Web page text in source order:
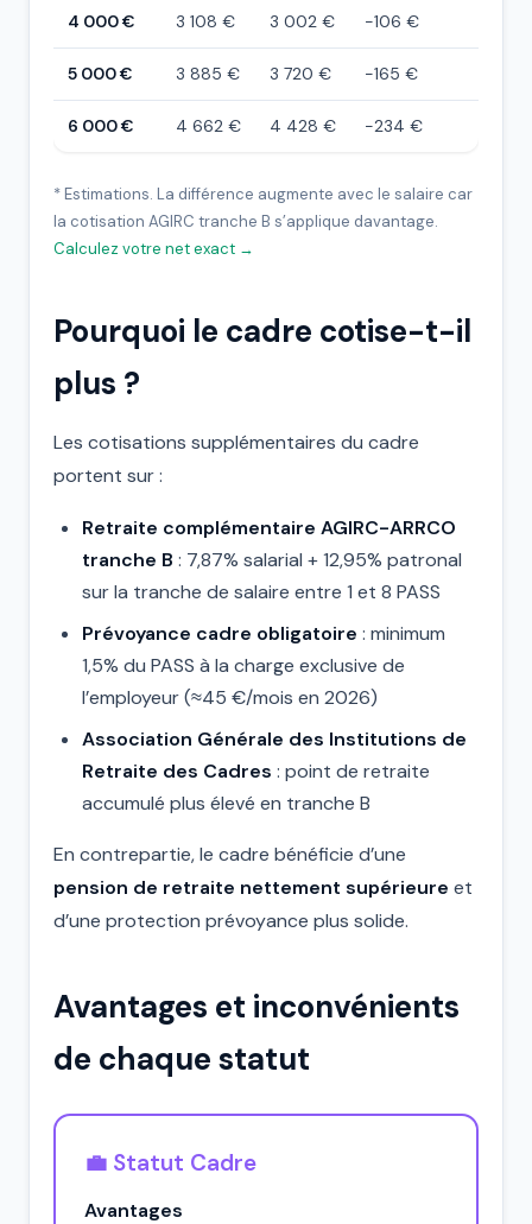
4 000 € 3 108 € 3 002 € -106 €
5 000 € 3 885 € 3 720 € -165 €
6 000 € 4 662 € 4 428 € -234 €
* Estimations. La différence augmente avec le salaire car
la cotisation AGIRC tranche B s’applique davantage.
Calculez votre net exact →
Pourquoi le cadre cotise-t-il
plus ?
Les cotisations supplémentaires du cadre
portent sur :
Retraite complémentaire AGIRC-ARRCO
tranche B : 7,87% salarial + 12,95% patronal
sur la tranche de salaire entre 1 et 8 PASS
Prévoyance cadre obligatoire : minimum
1,5% du PASS à la charge exclusive de
l’employeur (≈45 €/mois en 2026)
Association Générale des Institutions de
Retraite des Cadres : point de retraite
accumulé plus élevé en tranche B
En contrepartie, le cadre bénéficie d’une
pension de retraite nettement supérieure et
d’une protection prévoyance plus solide.
Avantages et inconvénients
de chaque statut
💼 Statut Cadre
Avantages